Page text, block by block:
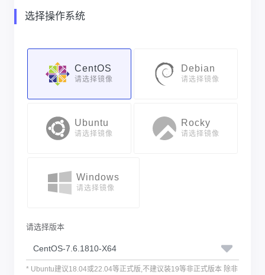
选择操作系统
CentOS
请选择镜像
Debian
请选择镜像
Ubuntu
请选择镜像
Rocky
请选择镜像
Windows
请选择镜像
请选择版本
* Ubuntu建议18.04或22.04等正式版,不建议装19等非正式版本 除非